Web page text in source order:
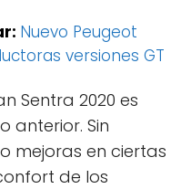
Nuevo Peugeot
versiones GT
Sentra 2020 es
anterior. Sin
mejoras en ciertas
de los